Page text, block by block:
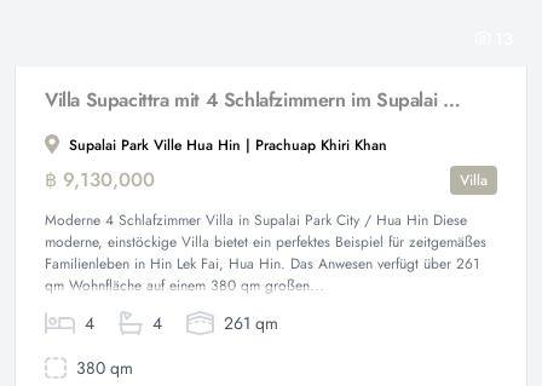
Villa Supacittra mit 4 Schlafzimmern im Supalai Park Ville Hua Hin
Supalai Park Ville Hua Hin | Prachuap Khiri Khan
฿ 9,130,000
Villa
Moderne 4 Schlafzimmer Villa in Supalai Park City / Hua Hin Diese
moderne, einstöckige Villa bietet ein perfektes Beispiel für zeitgemäßes
Familienleben in Hin Lek Fai, Hua Hin. Das Anwesen verfügt über 261
qm Wohnfläche auf einem 380 qm großen...
4 4
261 qm
380 qm